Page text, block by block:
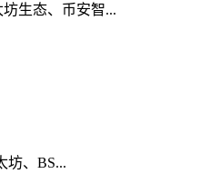
生态、币安智...
坊、BS...